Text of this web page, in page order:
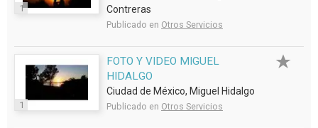
1
Contreras
Publicado en Otros Servicios
1
FOTO Y VIDEO MIGUEL
HIDALGO
Ciudad de México, Miguel Hidalgo
Publicado en Otros Servicios